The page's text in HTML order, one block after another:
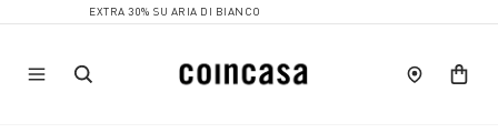
EXTRA 30% SU ARIA DI BIANCO